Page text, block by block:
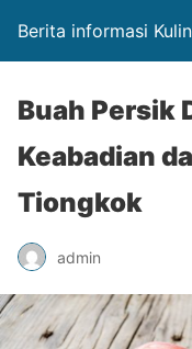
Berita informasi
Buah Persik
Keabadian
Tiongkok
admin